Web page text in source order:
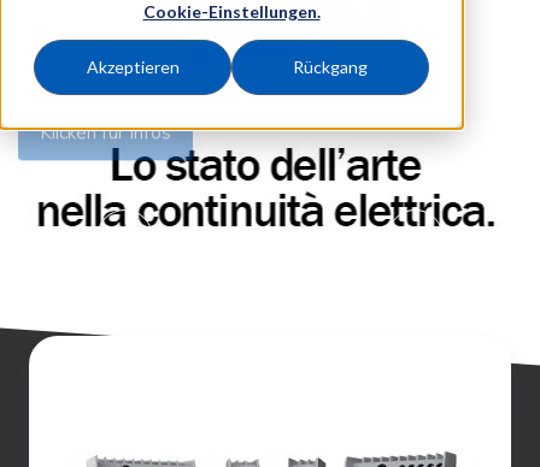
Cookie-Einstellungen.
Akzeptieren Rückgang
Klicken für Infos